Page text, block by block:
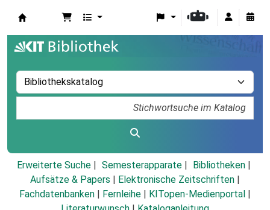
Erweiterte Suche Semesterapparate
Bibliotheken
Aufsätze & Papers
Elektronische Zeitschriften
Fachdatenbanken
Fernleihe KITopen-Medienportal